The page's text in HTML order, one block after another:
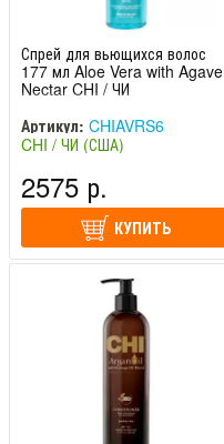
Спрей для вьющихся волос
177 мл Aloe Vera with Agave
Nectar CHI / ЧИ
Артикул: CHIAVRS6
CHI / ЧИ (США)
2575 р.
КУПИТЬ